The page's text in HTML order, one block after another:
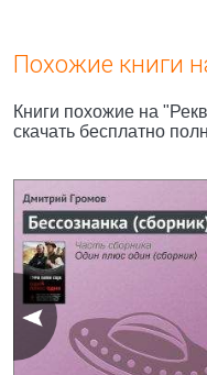
Похожие книги
Книги похожие на
скачать бесплатно